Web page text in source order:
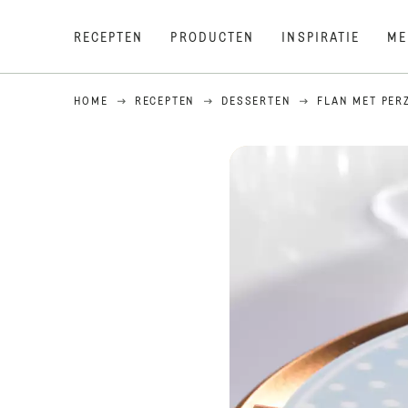
RECEPTEN PRODUCTEN INSPIRATIE
HOME RECEPTEN DESSERTEN FLAN MET